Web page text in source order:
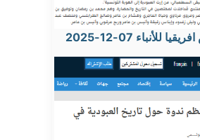
للأنباء 07-12-2025